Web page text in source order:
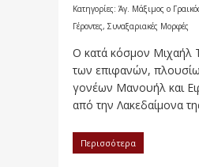
Κατηγορίες: Άγ. Μάξιμος ο
Γέροντες, Συναξαριακές Μορφές
Ο κατά κόσμον Μιχαήλ
των επιφανών,
γονέων Μανουήλ και
από την Λακεδαίμονα
Περισσότερα